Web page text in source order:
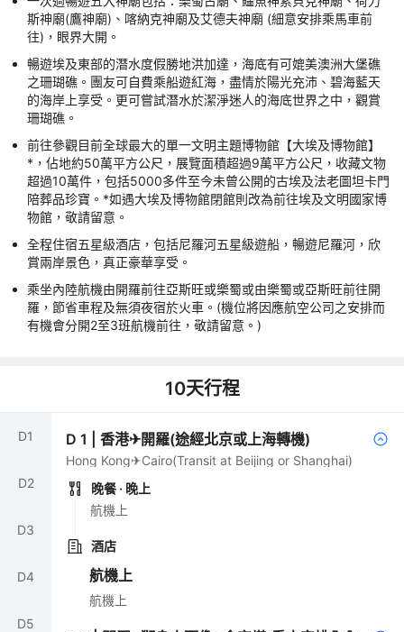
斯神廟(鷹神廟)、喀納克神廟及艾德夫神廟 (細意安排乘馬車前
往)，眼界大開。
暢遊埃及東部的潛水度假勝地洪加達，海底有可媲美澳洲大堡礁
之珊瑚礁。團友可自費乘船遊紅海，盡情於陽光充沛、碧海藍天
的海岸上享受。更可嘗試潛水於潔淨迷人的海底世界之中，觀賞
珊瑚礁。
前往參觀目前全球最大的單一文明主題博物館【大埃及博物館】
*，佔地約50萬平方公尺，展覽面積超過9萬平方公尺，收藏文物
超過10萬件，包括5000多件至今未曾公開的古埃及法老圖坦卡門
陪葬品珍寶。*如遇大埃及博物館閉館則改為前往埃及文明國家博
物館，敬請留意。
全程住宿五星級酒店，包括尼羅河五星級遊船，暢遊尼羅河，欣
賞兩岸景色，真正豪華享受。
乘坐內陸航機由開羅前往亞斯旺或樂蜀或由樂蜀或亞斯旺前往開
羅，節省車程及無須夜宿於火車。(機位將因應航空公司之安排而
有機會分開2至3班航機前往，敬請留意。)
10天行程
D1
D2
D3
D4
D5
D1 |香港✈開羅(途經北京或上海轉機)
Hong Kong✈Cairo(Transit at Beijing or Shanghai)
晚餐 · 晚上
航機上
酒店
航機上
航機上